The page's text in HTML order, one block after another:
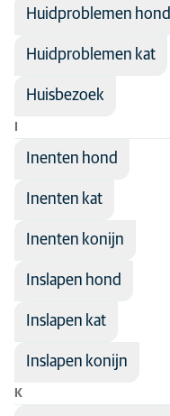
Huidproblemen hond
Huidproblemen kat
Huisbezoek
Inenten hond
Inenten kat
Inenten konijn
Inslapen hond
Inslapen kat
Inslapen konijn
K